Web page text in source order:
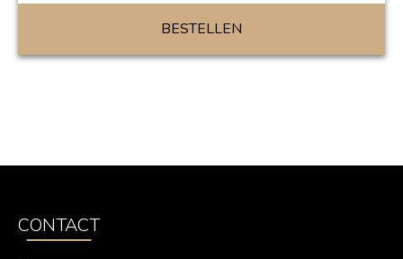
BESTELLEN
CONTACT